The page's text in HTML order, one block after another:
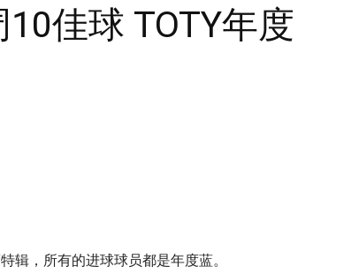
佳球 TOTY年度
辑，所有的进球球员都是年度蓝。